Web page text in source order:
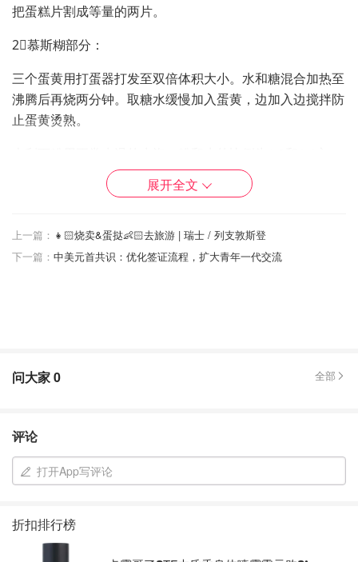
把蛋糕片割成等量的两片。
2⃣️慕斯糊部分：
三个蛋黄用打蛋器打发至双倍体积大小。水和糖混合加热至
沸腾后再烧两分钟。取糖水缓慢加入蛋黄，边加入边搅拌防
止蛋黄烫熟。
问。把泡过水的吉利丁隔水加热融化后拌入蛋黄糊。
加入芝士奶酪，用刮刀切拌均匀，再把剩下的蛋黄糊全部加
入再切拌均匀。
3⃣️把一层蛋糕体放入模具，再将慕斯糊倒入模具，这样交
动一下让表面平整。放冰箱冷藏五个小时。拿出来用吹风机
吹一下表面或者热毛巾敷，脱模，美味的提拉米苏就做好啦
～
展开全文
上一篇： 👧🏻烧卖&蛋挞👶🏻去旅游 | 瑞士 / 列支敦斯登
下一篇： 中美元首共识：优化签证流程，扩大青年一代交流
问大家0 全部
评论
打开App写评论
折扣排行榜